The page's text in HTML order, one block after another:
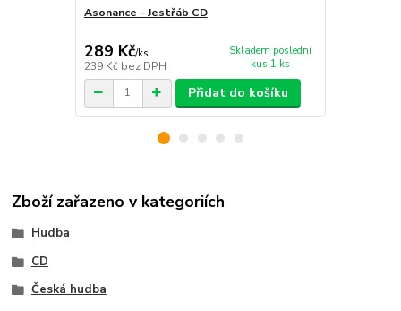
Asonance - Jestřáb CD
289 Kč/ks
239 Kč bez DPH
Skladem poslední
kus 1 ks
Přidat do košíku
Zboží zařazeno v kategoriích
Hudba
CD
Česká hudba